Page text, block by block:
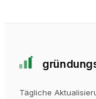
Tägliche